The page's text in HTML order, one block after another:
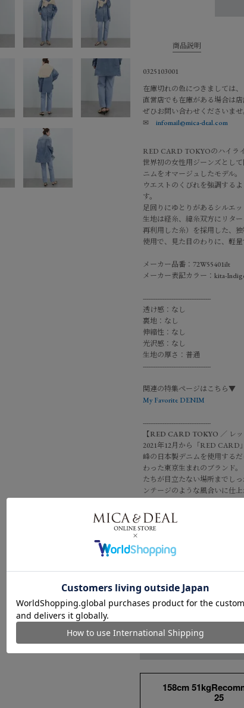
商品説明
0325103001
在庫切れの色につきましては、
直営店でも在庫がある場合は
ぜひお問い合わせくださいませ
✉ infomail@mica-deal.com
RED CARD TOKYOのハイラ
世界初の女性用ジーンズとし
ニムをオマージュしたモデル。
ウエストのくびれを強調する
す。
足回りにゆとりがあるシルエ
生地は経糸、緯糸双方にリタ
再利用した糸）を採用した、
使用で、見た目のわりに、軽量
メーカー品番：72W55401ilt
メーカー表記カラー：kita-
--------------------------------------
透け感：なし
裏地：なし
伸縮性：なし
光沢感：なし
生地の厚さ：普通
--------------------------------------
関連の特集ページはこちら▼
My Favorite DENIM
--------------------------------------
【RED CARD TOKYO ／ レ
2021年12月から「RED
峰の日本製デニムを使用する
わった東京生まれのブランド
たちが目立たない場所までし
ンテージのような風合いに仕上
*商品画像はできる限り実物
スのモニター設定、お部屋の
*画像の商品はサンプルです。
予めご了承くださいませ。
素材
綿100%
水洗い可
原産国
日本
【お届け希望日につきまして】
※最短日のお届けとなります。
通常は、平日営業日2～4日以内
また連休時、セール時期などは
＞配送方法・送料について
＞商品・キャンセルについて
158cm
25